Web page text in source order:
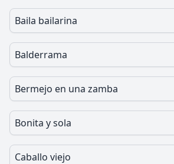
Baila bailarina
Balderrama
Bermejo en una zamba
Bonita y sola
Caballo viejo